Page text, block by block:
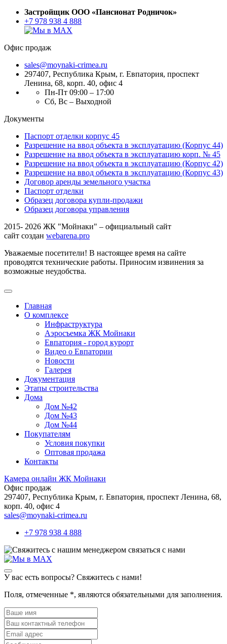
Застройщик ООО «Пансионат Родничок»
+7 978 938 4 888
Офис продаж
sales@moynaki-crimea.ru
297407, Республика Крым, г. Евпатория, проспект
Ленина, 68, корп. 40, офис 4
Пн-Пт 09:00 – 17:00
Сб, Вс – Выходной
Документы
Паспорт отделки корпус 45
Разрешение на ввод объекта в эксплуатацию (Корпус 44)
Разрешение на ввод объекта в эксплуатацию корп. № 45
Разрешение на ввод объекта в эксплуатацию (Корпус 42)
Разрешение на ввод объекта в эксплуатацию (Корпус 43)
Договор аренды земельного участка
Паспорт отделки
Образец договора купли-продажи
Образец договора управления
2015- 2026 ЖК "Мойнаки" – официальный сайт
сайт создан webarena.pro
Уважаемые посетители! В настоящее время на сайте
проводятся технические работы. Приносим извинения за
возможные неудобства.
Главная
О комплексе
Инфраструктура
Аэросъемка ЖК Мойнаки
Евпатория - город курорт
Видео о Евпатории
Новости
Галерея
Документация
Этапы строительства
Дома
Дом №42
Дом №43
Дом №44
Покупателям
Условия покупки
Оптовая продажа
Контакты
Камера онлайн ЖК Мойнаки
Офис продаж
297407, Республика Крым, г. Евпатория, проспект Ленина, 68,
корп. 40, офис 4
sales@moynaki-crimea.ru
+7 978 938 4 888
связаться с нами
У вас есть вопросы? Свяжитесь с нами!
Поля, отмеченные *, являются обязательными для заполнения.